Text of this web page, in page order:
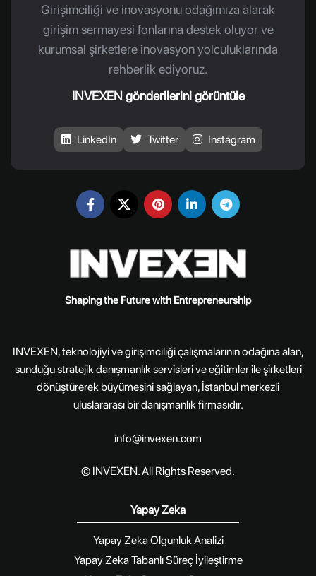
Girişimciliği ve inovasyonu odağımıza alarak
girişim sermayesi fonlarına destek oluyor ve
kurumsal şirketlere inovasyon yolculuklarında
rehberlik ediyoruz.
INVEXEN gönderilerini görüntüle
LinkedIn Twitter Instagram
Shaping the Future with Entrepreneurship
INVEXEN, teknolojiyi ve girişimciliği çalışmalarının odağına alan,
sunduğu stratejik danışmanlık servisleri ve eğitimler ile şirketleri
dönüştürerek büyümesini sağlayan, İstanbul merkezli
uluslararası bir danışmanlık firmasıdır.
info@invexen.com
© INVEXEN. All Rights Reserved.
Yapay Zeka
Yapay Zeka Olgunluk Analizi
Yapay Zeka Tabanlı Süreç İyileştirme